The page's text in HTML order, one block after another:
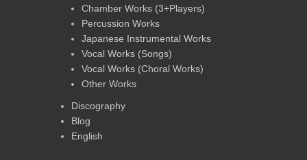
Chamber Works (3+Players)
Percussion Works
Japanese Instrumental Works
Vocal Works (Songs)
Vocal Works (Choral Works)
Other Works
Discography
Blog
English